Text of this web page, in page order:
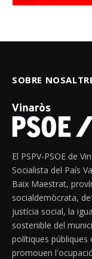
SOBRE
El PSPV-PSOE de
Socialista del País
Baix Maestrat,
socialdemòcrata,
justícia social, la
sostenible del
polítiques públiques
promouen